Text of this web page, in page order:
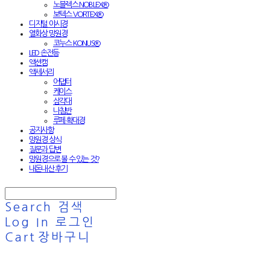
노블렉스 NOBLEX®
보텍스 VORTEX®
디지털 야시경
열화상 망원경
코누스 KONUS®
LED 손전등
액션캠
액세서리
어댑터
케이스
삼각대
나침반
루페·확대경
공지사항
망원경 상식
질문과 답변
망원경으로 볼 수 있는 것?
내돈내산 후기
Search
검색
Log In
로그인
Cart 장바구니